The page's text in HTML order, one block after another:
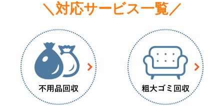
＼対応サービス一覧／